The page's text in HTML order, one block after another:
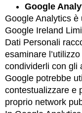
Google
Google Analytics
Google Ireland
Dati Personali
esaminare
condividerli con gli
Google potrebbe
contestualizzare e
proprio network